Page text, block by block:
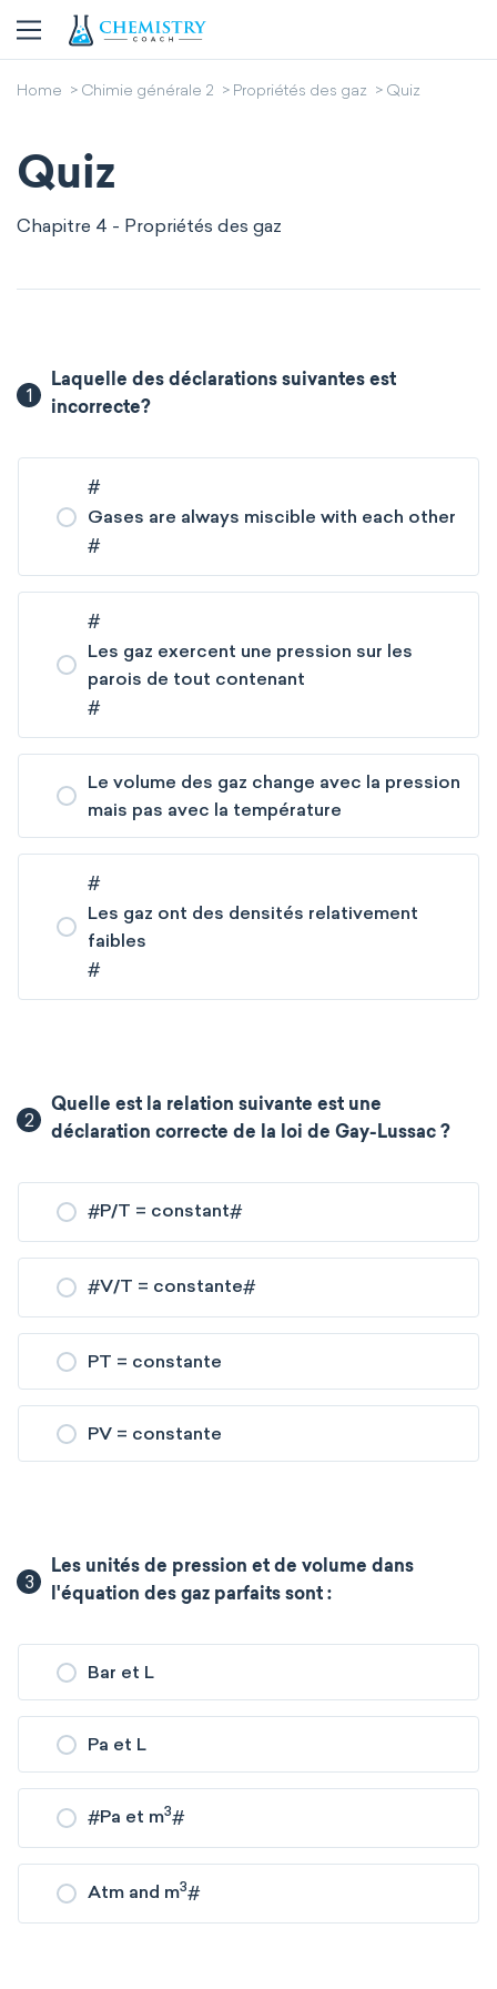
Home Chimie générale 2 Propriétés des gaz Quiz
Quiz
Chapitre 4 - Propriétés des gaz
1
Laquelle des déclarations suivantes est
incorrecte?
#
Gases are always miscible with each other
#
#
Les gaz exercent une pression sur les
parois de tout contenant
#
Le volume des gaz change avec la pression
mais pas avec la température
#
Les gaz ont des densités relativement
faibles
#
2
Quelle est la relation suivante est une
déclaration correcte de la loi de Gay-Lussac ?
#P/T = constant#
#V/T = constante#
PT = constante
PV = constante
3
Les unités de pression et de volume dans
l'équation des gaz parfaits sont :
Bar et L
Pa et L
#Pa et m3#
Atm and m3#